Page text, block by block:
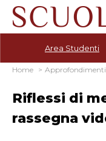
Area Studenti
Home Approfondimenti
Riflessi di
rassegna